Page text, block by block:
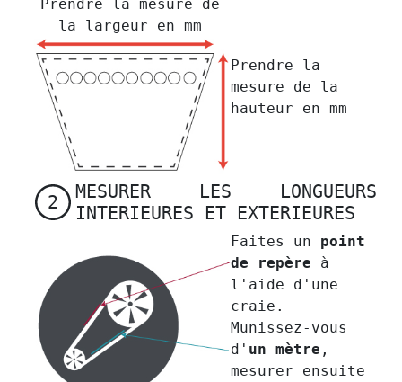
Prendre la mesure de
la largeur en mm
Prendre la
mesure de la
hauteur en mm
2
MESURER LES LONGUEURS
INTERIEURES ET EXTERIEURES
Faites un point
de repère à
l'aide d'une
craie.
Munissez-vous
d' un mètre ,
mesurer ensuite